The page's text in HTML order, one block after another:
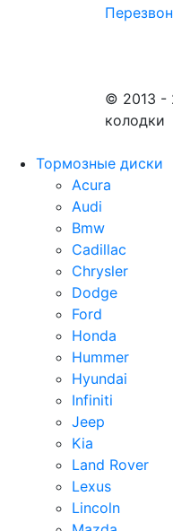
© 2013 -
колодки
Тормозные диски
Acura
Audi
Bmw
Cadillac
Chrysler
Dodge
Ford
Honda
Hummer
Hyundai
Infiniti
Jeep
Kia
Land Rover
Lexus
Lincoln